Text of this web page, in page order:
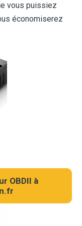
vous puissiez
économiserez
OBDII à